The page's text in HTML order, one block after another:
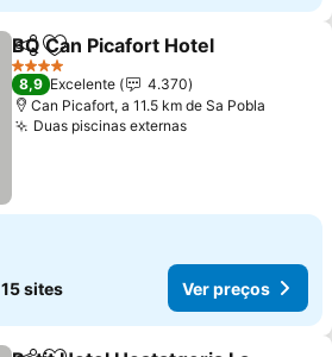
PartilharAdicionar aos favoritos
BQ Can Picafort Hotel
4 Estrelas
8,9 Excelente
4.370
Can Picafort, a 11.5 km de Sa Pobla
Duas piscinas externasVer preços
15 sites Ver preços